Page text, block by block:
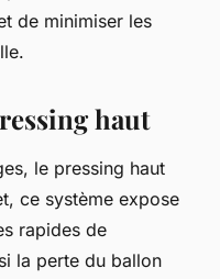
de minimiser les
haut
le pressing haut
ce système expose
rapides de
la perte du ballon